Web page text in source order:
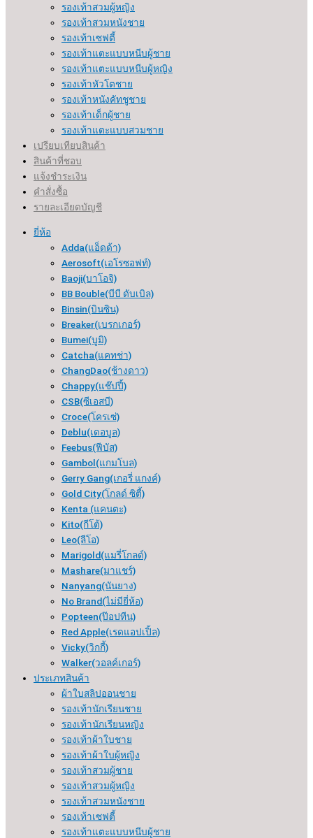
รองเท้าสวมผู้หญิง
รองเท้าสวมหนังชาย
รองเท้าเซฟตี้
รองเท้าแตะแบบหนีบผู้ชาย
รองเท้าแตะแบบหนีบผู้หญิง
รองเท้าหัวโตชาย
รองเท้าหนังคัทชูชาย
รองเท้าเด็กผู้ชาย
รองเท้าแตะแบบสวมชาย
เปรียบเทียบสินค้า
สินค้าที่ชอบ
แจ้งชำระเงิน
คำสั่งซื้อ
รายละเอียดบัญชี
ยี่ห้อ
Adda(แอ็ดด้า)
Aerosoft(เอโรซอฟท์)
Baoji(บาโอจิ)
BB Bouble(บีบี ดับเบิล)
Binsin(บินซิน)
Breaker(เบรกเกอร์​)
Bumei(บูมิ)
Catcha(แคทช่า)
ChangDao(ช้างดาว)
Chappy(แช๊ปปี้)
CSB(ซีเอสบี)
Croce(โครเซ่)
Deblu(เดอบูล)
Feebus(ฟีบัส)
Gambol(แกมโบล)
Gerry Gang(เกอรี่ แกงค์)
Gold City(โกลด์ ซิตี้)
Kenta (แคนตะ)
Kito(กีโต้)
Leo(ลีโอ)
Marigold(แมรี่โกลด์)
Mashare(มาแชร์)
Nanyang(นันยาง)
No Brand(ไม่มียี่ห้อ)
Popteen(ป๊อปทีน)
Red Apple(เรดแอปเปิ้ล)
Vicky(วิกกี้)
Walker(วอลค์เกอร์)
ประเภทสินค้า
ผ้าใบสลิปออนชาย
รองเท้านักเรียนชาย
รองเท้านักเรียนหญิง
รองเท้าผ้าใบชาย
รองเท้าผ้าใบผู้หญิง
รองเท้าสวมผู้ชาย
รองเท้าสวมผู้หญิง
รองเท้าสวมหนังชาย
รองเท้าเซฟตี้
รองเท้าแตะแบบหนีบผู้ชาย